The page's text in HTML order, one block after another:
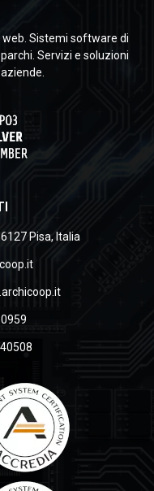
web. Sistemi software di
Servizi e soluzioni
Pisa, Italia